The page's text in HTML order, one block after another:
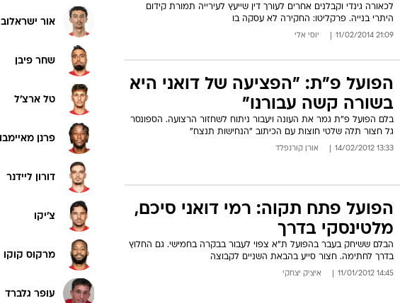
לכאורה גינדי וקבלנים אחרים לעורך דין שייעץ לעירייה תמורת קידום
היתרי בנייה. פרקליטו: החקירה לא עסקה בו
21:09 11/02/2014 יוסי אלי
הפועל פ"ת: "הפציעה של דואני היא
בשורה קשה עבורנו"
בלם הפועל פ"ת גמר את העונה ויעבור ניתוח לשחזור הרצועה. הספונסר
גל חצור תלה שלטי חוצות עם הכיתוב "הנחישות תנצח"
13:33 14/02/2012 אורן קורנפלד
הפועל פתח תקוה: רמי דואני סיכם,
מלטינסקי בדרך
הבלם ששיחק בעבר בהפועל ת"א צפוי לעבור בבקרה בחמישי. גם החלוץ
בדרך לחתימה. חצור סייע בהבאת השניים לקבוצה
14:45 11/01/2012 איציק יצחקי
אור ישראלוב
שחר פיבן
טל ארצ'ל
פרנן מאיימבו
דורון ליידנר
צ'יקו
מרקוס קוקו
עופר גלברד